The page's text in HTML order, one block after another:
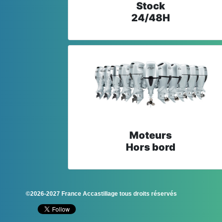
Stock
24/48H
Moteurs
Hors bord
©2026-2027 France Accastillage tous droits réservés